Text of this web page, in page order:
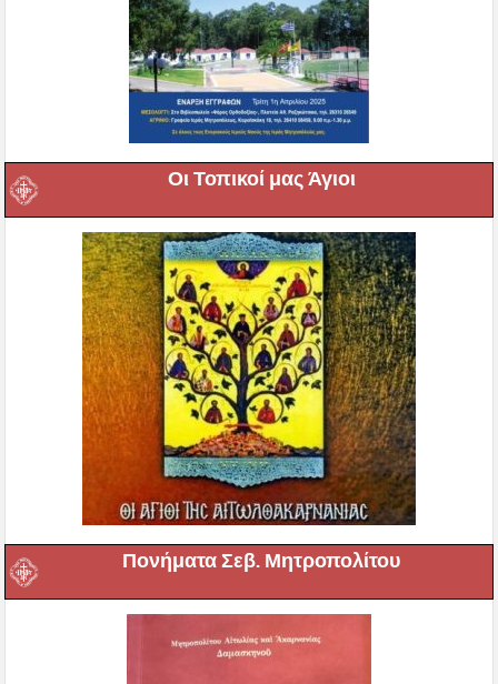
Οι Τοπικοί μας Άγιοι
Πονήματα Σεβ. Μητροπολίτου